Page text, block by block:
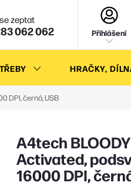
062 062 Přihlášení
HRAČKY,
DPI, černá, USB
A4tech
Activated,
16000 DPI,